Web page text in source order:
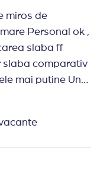
miros de
Personal ok ,
slaba ff
slaba comparativ
mai putine Un
ok